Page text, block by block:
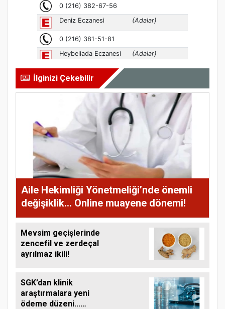
İlginizi Çekebilir
Aile Hekimliği Yönetmeliği’nde önemli
değişiklik... Online muayene dönemi!
Mevsim geçişlerinde
zencefil ve zerdeçal
ayrılmaz ikili!
SGK’dan klinik
araştırmalara yeni
ödeme düzeni...